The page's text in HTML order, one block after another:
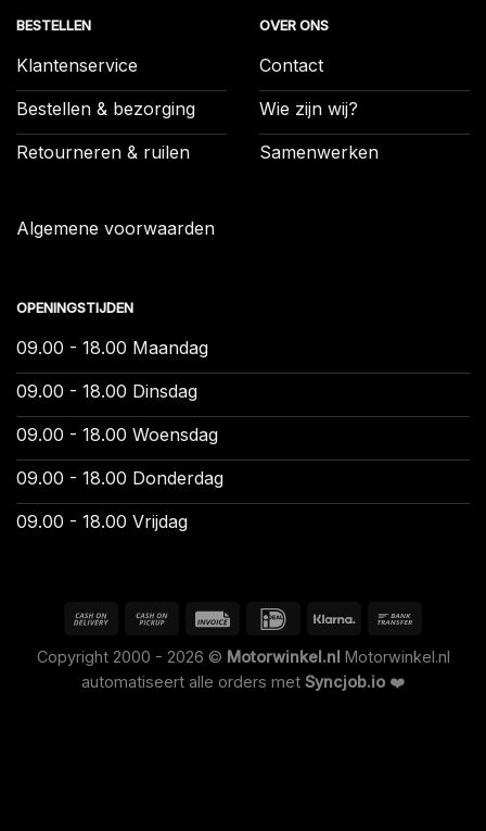
BESTELLEN
Klantenservice
Bestellen & bezorging
Retourneren & ruilen
Algemene voorwaarden
OVER ONS
Contact
Wie zijn wij?
Samenwerken
OPENINGSTIJDEN
09.00 - 18.00 Maandag
09.00 - 18.00 Dinsdag
09.00 - 18.00 Woensdag
09.00 - 18.00 Donderdag
09.00 - 18.00 Vrijdag
Copyright 2000 - 2026 © Motorwinkel.nl Motorwinkel.nl
automatiseert alle orders met Syncjob.io ❤️